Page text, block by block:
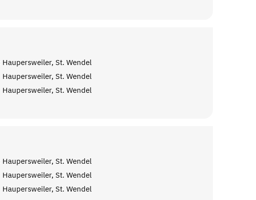
Haupersweiler, St. Wendel
Haupersweiler, St. Wendel
Haupersweiler, St. Wendel
Haupersweiler, St. Wendel
Haupersweiler, St. Wendel
Haupersweiler, St. Wendel